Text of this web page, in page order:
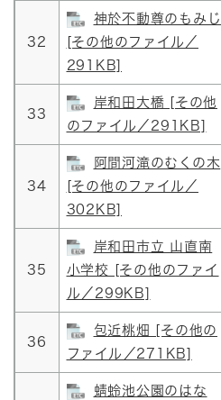
32
神於不動尊のもみじ
[その他のファイル／
291KB]
33
岸和田大橋 [その他
のファイル／291KB]
34
阿間河滝のむくの木
[その他のファイル／
302KB]
35
岸和田市立 山直南
小学校 [その他のファイ
ル／299KB]
36
包近桃畑 [その他の
ファイル／271KB]
蜻蛉池公園のはな